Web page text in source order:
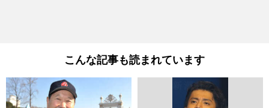
こんな記事も読まれています